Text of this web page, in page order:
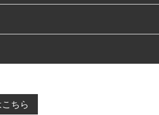
直接ご予約いただいた店舗へご連絡くださ
ちら